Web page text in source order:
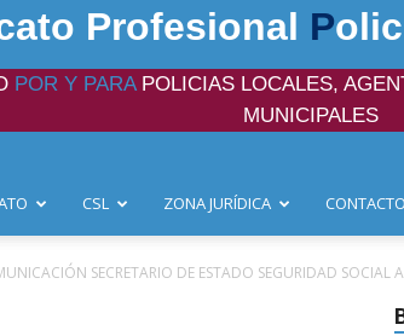
Profesional P
POR Y PARAPOLICIAS LOCALES,
MUNICIPALES
CSL ZONA JURÍDICA CONTACTO
SECRETARIO DE ESTADO SEGURIDAD SOCIAL